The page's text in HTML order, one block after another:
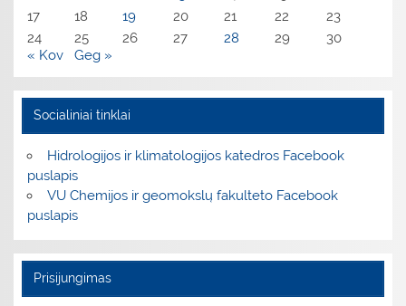
17
18 19 20 21 22
23
24
25 26 27 28 29
30
« Kov
Geg »
Socialiniai tinklai
Hidrologijos ir klimatologijos katedros Facebook
puslapis
VU Chemijos ir geomokslų fakulteto Facebook
puslapis
Prisijungimas